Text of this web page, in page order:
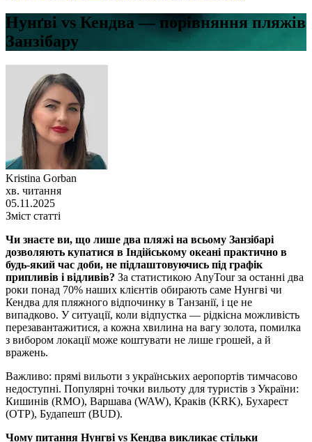
Нунґві vs Кендва — порівняння пляжів
Занзібару
Kristina Gorban
хв. читання
05.11.2025
Зміст статті
Чи знаєте ви, що лише два пляжі на всьому Занзібарі
дозволяють купатися в Індійському океані практично в
будь-який час доби, не підлаштовуючись під графік
припливів і відливів? За статистикою AnyTour за останні два
роки понад 70% наших клієнтів обирають саме Нунгві чи
Кендва для пляжного відпочинку в Танзанії, і це не
випадково. У ситуації, коли відпустка — рідкісна можливість
перезавантажитися, а кожна хвилина на вагу золота, помилка
з вибором локації може коштувати не лише грошей, а й
вражень.
Важливо: прямі вильоти з українських аеропортів тимчасово
недоступні. Популярні точки вильоту для туристів з України:
Кишинів (RMO), Варшава (WAW), Краків (KRK), Бухарест
(OTP), Будапешт (BUD).
Чому питання Нунгві vs Кендва викликає стільки